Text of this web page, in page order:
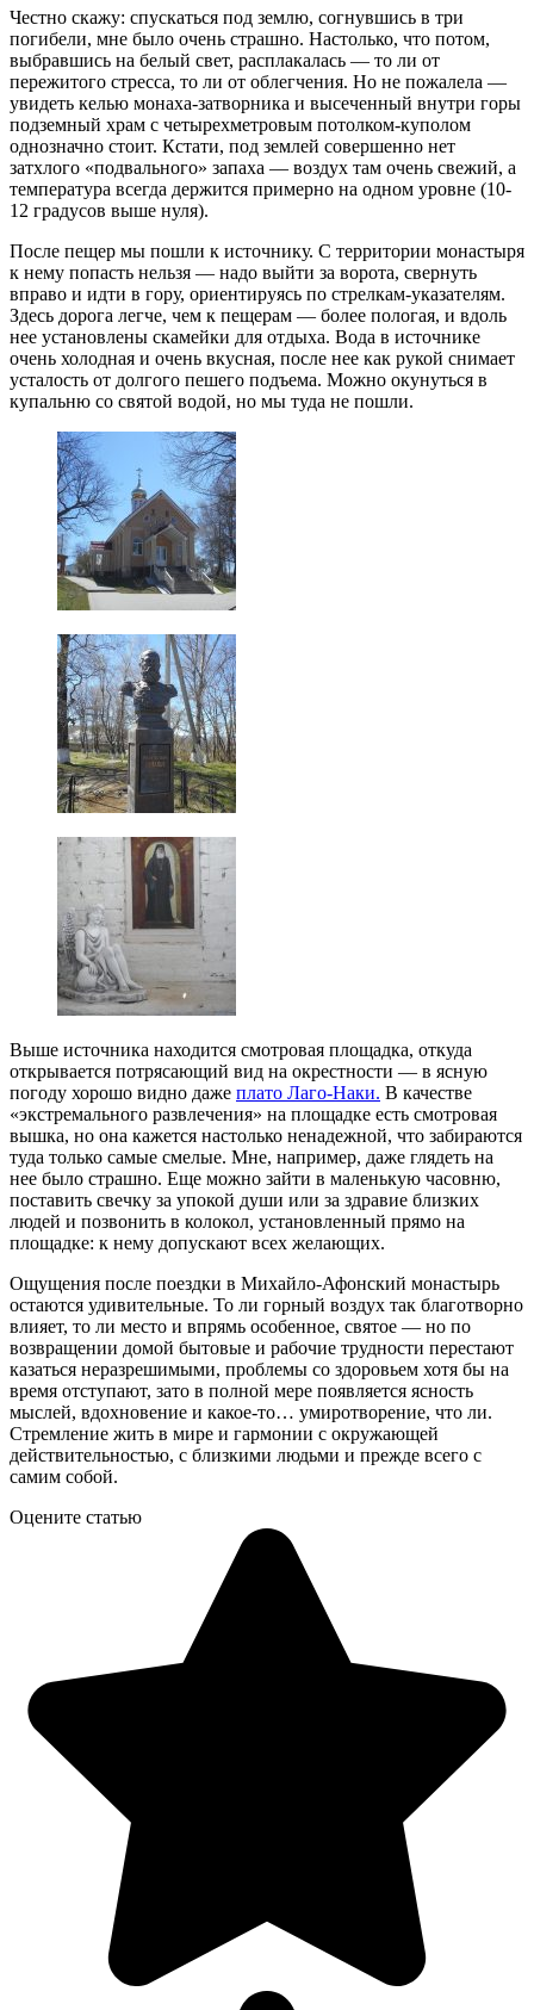
Честно скажу: спускаться под землю, согнувшись в три
погибели, мне было очень страшно. Настолько, что потом,
выбравшись на белый свет, расплакалась — то ли от
пережитого стресса, то ли от облегчения. Но не пожалела —
увидеть келью монаха-затворника и высеченный внутри горы
подземный храм с четырехметровым потолком-куполом
однозначно стоит. Кстати, под землей совершенно нет
затхлого «подвального» запаха — воздух там очень свежий, а
температура всегда держится примерно на одном уровне (10-
12 градусов выше нуля).
После пещер мы пошли к источнику. С территории монастыря
к нему попасть нельзя — надо выйти за ворота, свернуть
вправо и идти в гору, ориентируясь по стрелкам-указателям.
Здесь дорога легче, чем к пещерам — более пологая, и вдоль
нее установлены скамейки для отдыха. Вода в источнике
очень холодная и очень вкусная, после нее как рукой снимает
усталость от долгого пешего подъема. Можно окунуться в
купальню со святой водой, но мы туда не пошли.
Выше источника находится смотровая площадка, откуда
открывается потрясающий вид на окрестности — в ясную
погоду хорошо видно даже плато Лаго-Наки. В качестве
«экстремального развлечения» на площадке есть смотровая
вышка, но она кажется настолько ненадежной, что забираются
туда только самые смелые. Мне, например, даже глядеть на
нее было страшно. Еще можно зайти в маленькую часовню,
поставить свечку за упокой души или за здравие близких
людей и позвонить в колокол, установленный прямо на
площадке: к нему допускают всех желающих.
Ощущения после поездки в Михайло-Афонский монастырь
остаются удивительные. То ли горный воздух так благотворно
влияет, то ли место и впрямь особенное, святое — но по
возвращении домой бытовые и рабочие трудности перестают
казаться неразрешимыми, проблемы со здоровьем хотя бы на
время отступают, зато в полной мере появляется ясность
мыслей, вдохновение и какое-то… умиротворение, что ли.
Стремление жить в мире и гармонии с окружающей
действительностью, с близкими людьми и прежде всего с
самим собой.
Оцените статью